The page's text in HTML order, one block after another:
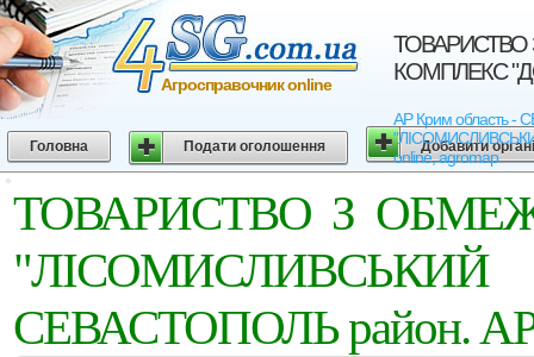
КОМПЛЕКС
АР Крим область
"ЛIСОМИСЛИВСЬКИЙ
online, agromap
Агросправочник online
Головна Подати оголошення Добавити
ТОВАРИСТВО З
СЕВАСТОПОЛЬ район. АР